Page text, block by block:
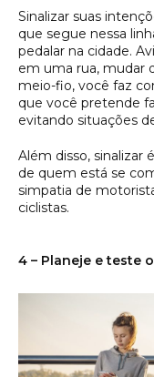
Sinalizar suas
que segue nessa
pedalar na cidade.
em uma rua, mudar
meio-fio, você faz
que você pretende
evitando situações
Além disso, sinalizar
de quem está se
simpatia de
ciclistas.
4 – Planeje e teste